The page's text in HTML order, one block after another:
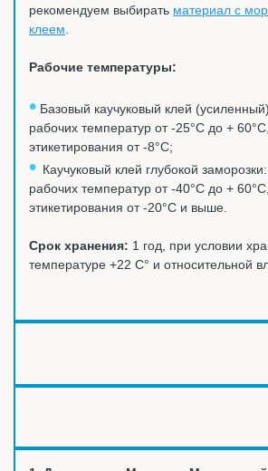
рекомендуем выбирать материал с
клеем
Рабочие температуры:
• Базовый каучуковый клей
рабочих температур от -25°C до +
этикетирования от -8°C;
• Каучуковый клей глубокой
рабочих температур от -40°C до +
этикетирования от -20°C и выше.
Срок хранения: 1 год, при условии
температуре +22 С° и относительной